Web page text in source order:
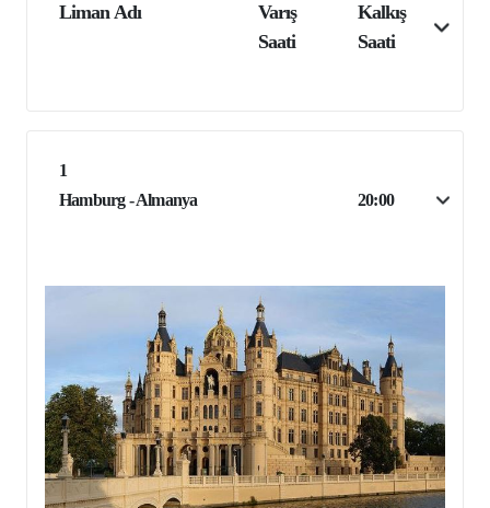
Liman Adı
Varış
Saati
Kalkış
Saati
1
Hamburg - Almanya
20:00